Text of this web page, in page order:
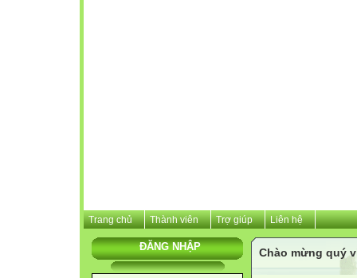
Trang chủ Thành viên Trợ giúp Liên hệ
ĐĂNG NHẬP Chào mừng quý